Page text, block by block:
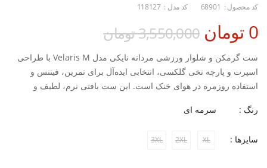
کد محصول : 68901 کد مدل : 118127
0 تومان 3,550,000 تومان
ست گرمکن و شلوار ورزشی مردانه نایکی مدل Velaris M با طراحی
اسپرت و پارچه نخی گلکسی، انتخابی ایده‌آل برای تمرین، فیتنس و
استفاده روزمره در هوای خنک است. این ست بافتی نرم، لطیف و
استایل مدرن آن، قابل استفاده در باشگاه یا فضای باز بوده و در عین
ویژگی‌ها:
رنگ : سرمه ای
سایزها : XL
2XL
3XL